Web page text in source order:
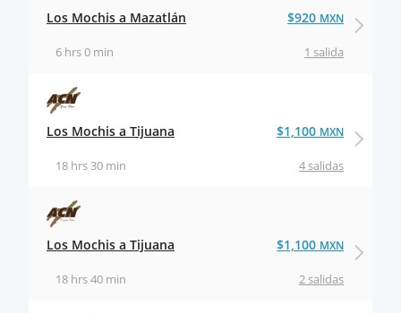
Los Mochis a Mazatlán
1 salida
6 hrs 0 min
$920 MXN
Los Mochis a Tijuana
4 salidas
18 hrs 30 min
$1,100 MXN
Los Mochis a Tijuana
2 salidas
18 hrs 40 min
$1,100 MXN